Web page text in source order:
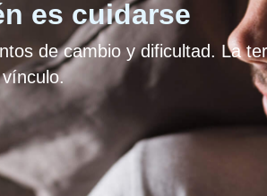
es cuidarse
de cambio y dificultad. La